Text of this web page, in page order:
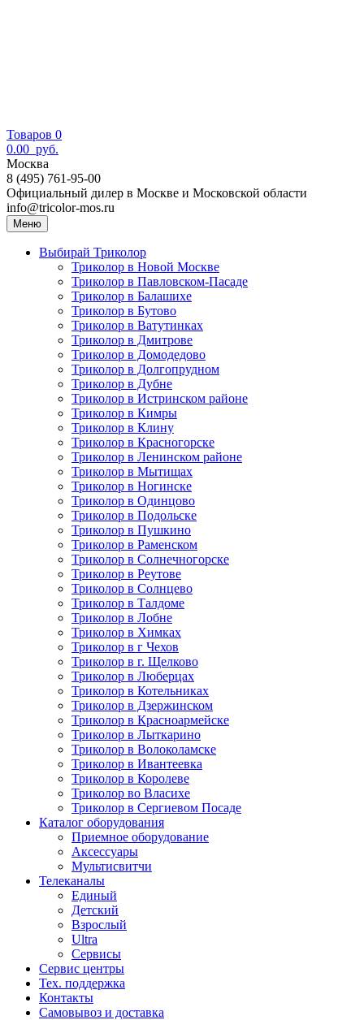
Товаров 0
0.00 руб.
Москва
8 (495) 761-95-00
Официальный дилер в Москве и Московской области
info@tricolor-mos.ru
Меню
Выбирай Триколор
Триколор в Новой Москве
Триколор в Павловском-Пасаде
Триколор в Балашихе
Триколор в Бутово
Триколор в Ватутинках
Триколор в Дмитрове
Триколор в Домодедово
Триколор в Долгопрудном
Триколор в Дубне
Триколор в Истринском районе
Триколор в Кимры
Триколор в Клину
Триколор в Красногорске
Триколор в Ленинском районе
Триколор в Мытищах
Триколор в Ногинске
Триколор в Одинцово
Триколор в Подольске
Триколор в Пушкино
Триколор в Раменском
Триколор в Солнечногорске
Триколор в Реутове
Триколор в Солнцево
Триколор в Талдоме
Триколор в Лобне
Триколор в Химках
Триколор в г Чехов
Триколор в г. Щелково
Триколор в Люберцах
Триколор в Котельниках
Триколор в Дзержинском
Триколор в Красноармейске
Триколор в Лыткарино
Триколор в Волоколамске
Триколор в Ивантеевка
Триколор в Королеве
Триколор во Власихе
Триколор в Сергиевом Посаде
Каталог оборудования
Приемное оборудование
Аксессуары
Мультисвитчи
Телеканалы
Единый
Детский
Взрослый
Ultra
Сервисы
Сервис центры
Тех. поддержка
Контакты
Самовывоз и доставка